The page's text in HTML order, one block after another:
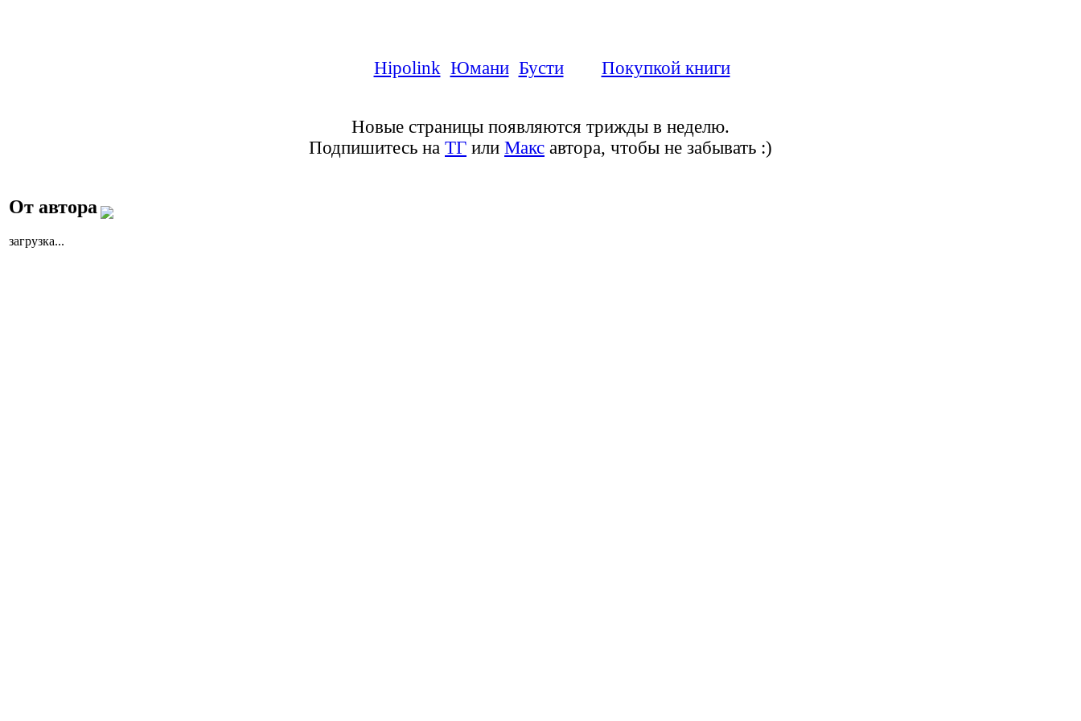
Hipolink, Юмани, Бустиили Покупкой книги
Новые страницы появляются трижды в неделю.
Подпишитесь на ТГ или Макс автора, чтобы не забывать :)
От автора
загрузка...